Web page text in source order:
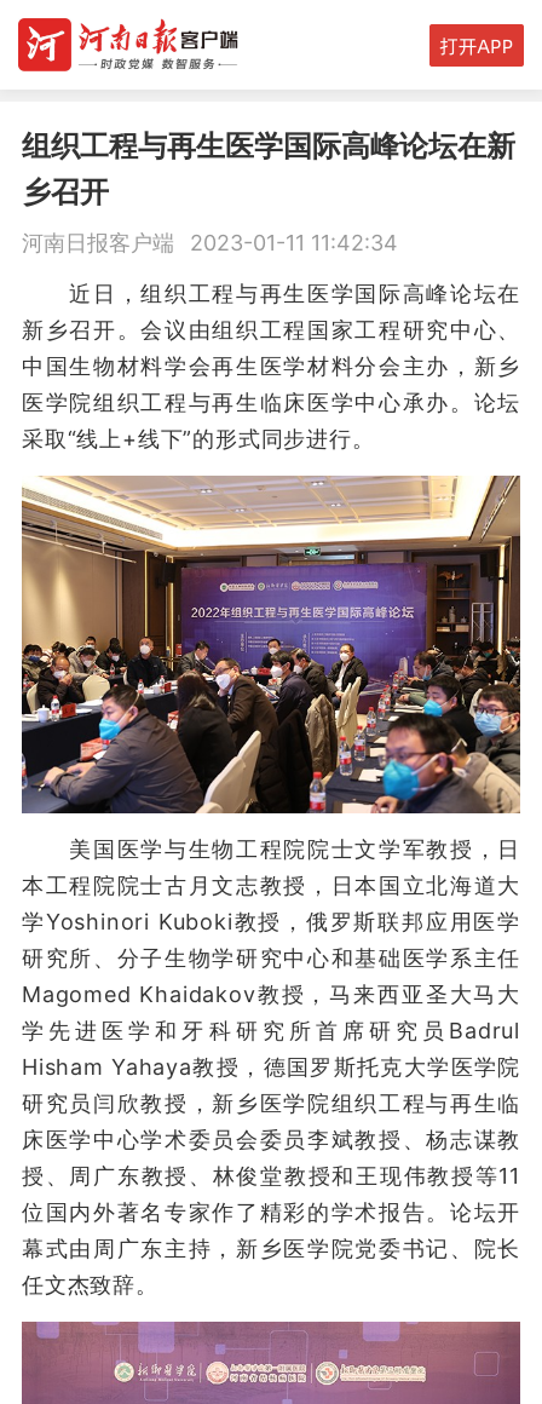
组织工程与再生医学国际高峰论坛在新
乡召开
河南日报客户端
2023-01-11 11:42:34
近日，组织工程与再生医学国际高峰论坛在
新乡召开。会议由组织工程国家工程研究中心、
中国生物材料学会再生医学材料分会主办，新乡
医学院组织工程与再生临床医学中心承办。论坛
采取“线上+线下”的形式同步进行。
美国医学与生物工程院院士文学军教授，日
本工程院院士古月文志教授，日本国立北海道大
学Yoshinori Kuboki教授，俄罗斯联邦应用医学
研究所、分子生物学研究中心和基础医学系主任
Magomed Khaidakov教授，马来西亚圣大马大
学先进医学和牙科研究所首席研究员Badrul
Hisham Yahaya教授，德国罗斯托克大学医学院
研究员闫欣教授，新乡医学院组织工程与再生临
床医学中心学术委员会委员李斌教授、杨志谋教
授、周广东教授、林俊堂教授和王现伟教授等11
位国内外著名专家作了精彩的学术报告。论坛开
幕式由周广东主持，新乡医学院党委书记、院长
任文杰致辞。